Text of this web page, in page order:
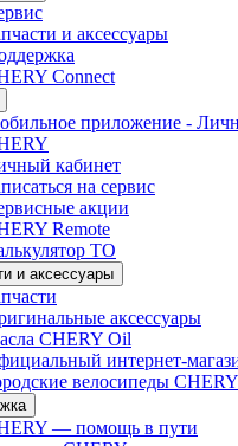
и аксессуары
Connect
приложение -
кабинет
на сервис
акции
Remote
ТО
и аксессуары
аксессуары
CHERY Oil
интернет-
велосипеды CHERY
— помощь в пути